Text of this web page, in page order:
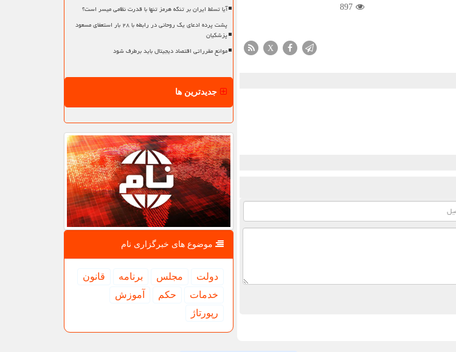
897
X
آیا تسلط ایران بر تنگه هرمز تنها با قدرت نظامی میسر است؟
پشت پرده ادعای یک روحانی در رابطه با ۲۸ بار استعفای مسعود
پزشکیان
موانع مقرراتی اقتصاد دیجیتال باید برطرف شود
جدیدترین ها
موضوع های خبرگزاری نام
دولت مجلس برنامه
قانون
خدمات
حكم
آموزش
رپورتاژ